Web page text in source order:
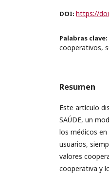
DOI: https://
Palabras clave:
cooperativos,
Resumen
Este artículo
SAÚDE, un
los médicos
usuarios,
valores
cooperativa y